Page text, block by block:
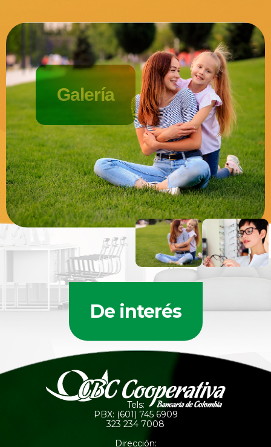
Galería
De interés
Tels:
PBX: (601) 745 6909
323 234 7008
Dirección: